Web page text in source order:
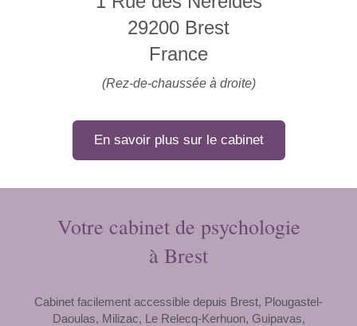
29200 Brest
France
(Rez-de-chaussée à droite)
En savoir plus sur le cabinet
Votre cabinet de psychologie
à Brest
Cabinet facilement accessible depuis Brest, Plougastel-
Daoulas, Milizac, Le Relecq-Kerhuon, Guipavas,